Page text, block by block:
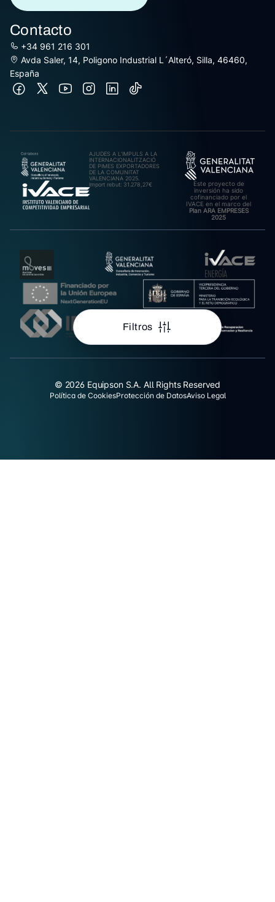
Filtros
Contacto
+34 961 216 301
Avda Saler, 14, Poligono Industrial L´Alteró, Silla, 46460,
España
AJUDES A L’IMPULS A LA
INTERNACIONALITZACIÓ
DE PIMES EXPORTADORES
DE LA COMUNITAT
VALENCIANA 2025.
Import rebut: 31.278,27€
Este proyecto de
inversión ha sido
cofinanciado por el
IVACE en el marco del
Plan ARA EMPRESES
2025
© 2026 Equipson S.A. All Rights Reserved
Política de CookiesProtección de DatosAviso Legal